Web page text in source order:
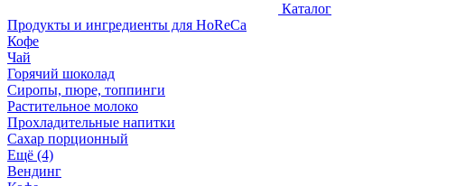
Каталог
Продукты и ингредиенты для HoReCa
Кофе
Чай
Горячий шоколад
Сиропы, пюре, топпинги
Растительное молоко
Прохладительные напитки
Сахар порционный
Ещё (4)
Вендинг